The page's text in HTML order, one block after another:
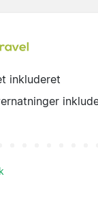
inkluderet